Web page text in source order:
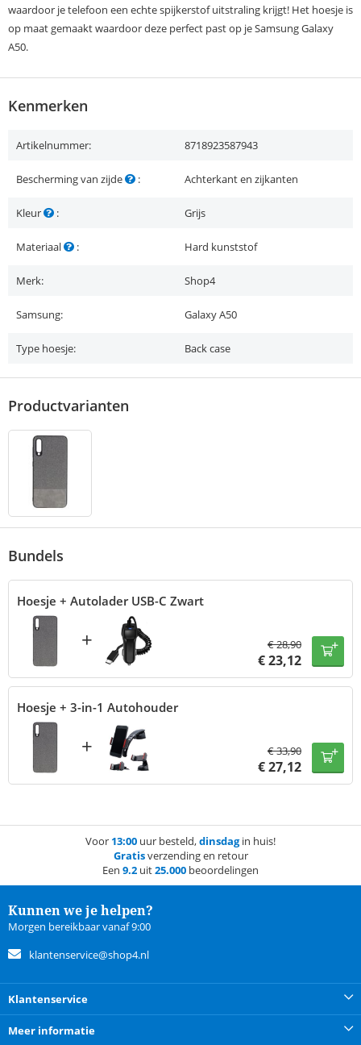
waardoor je telefoon een echte spijkerstof uitstraling krijgt! Het hoesje is
op maat gemaakt waardoor deze perfect past op je Samsung Galaxy
A50.
Kenmerken
Artikelnummer: 8718923587943
Bescherming van zijde : Achterkant en zijkanten
Kleur : Grijs
Materiaal : Hard kunststof
Merk: Shop4
Samsung: Galaxy A50
Type hoesje: Back case
Productvarianten
Bundels
Hoesje + Autolader USB-C Zwart
+ €28,90
€23,12
Hoesje + 3-in-1 Autohouder
+ €33,90
€27,12
Voor 13:00 uur besteld,dinsdagin huis!
Gratisverzending en retour
Een 9.2 uit25.000 beoordelingen
Kunnen we je helpen?
Morgen bereikbaar vanaf 9:00
klantenservice@shop4.nl
Klantenservice
Meer informatie